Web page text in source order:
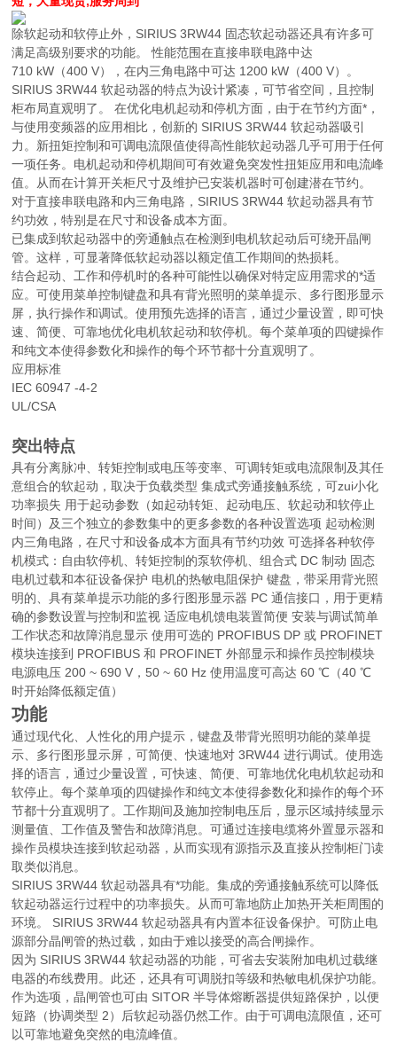
除软起动和软停止外，SIRIUS 3RW44 固态软起动器还具有许多可
满足高级别要求的功能。 性能范围在直接串联电路中达
710 kW（400 V），在内三角电路中可达 1200 kW（400 V）。
SIRIUS 3RW44 软起动器的特点为设计紧凑，可节省空间，且控制
柜布局直观明了。 在优化电机起动和停机方面，由于在节约方面*，
与使用变频器的应用相比，创新的 SIRIUS 3RW44 软起动器吸引
力。新扭矩控制和可调电流限值使得高性能软起动器几乎可用于任何
一项任务。电机起动和停机期间可有效避免突发性扭矩应用和电流峰
值。从而在计算开关柜尺寸及维护已安装机器时可创建潜在节约。
对于直接串联电路和内三角电路，SIRIUS 3RW44 软起动器具有节
约功效，特别是在尺寸和设备成本方面。
已集成到软起动器中的旁通触点在检测到电机软起动后可绕开晶闸
管。这样，可显著降低软起动器以额定值工作期间的热损耗。
结合起动、工作和停机时的各种可能性以确保对特定应用需求的*适
应。可使用菜单控制键盘和具有背光照明的菜单提示、多行图形显示
屏，执行操作和调试。使用预先选择的语言，通过少量设置，即可快
速、简便、可靠地优化电机软起动和软停机。每个菜单项的四键操作
和纯文本使得参数化和操作的每个环节都十分直观明了。
应用标准
IEC 60947 -4-2
UL/CSA
突出特点
具有分离脉冲、转矩控制或电压等变率、可调转矩或电流限制及其任
意组合的软起动，取决于负载类型 集成式旁通接触系统，可zui小化
功率损失 用于起动参数（如起动转矩、起动电压、软起动和软停止
时间）及三个独立的参数集中的更多参数的各种设置选项 起动检测
内三角电路，在尺寸和设备成本方面具有节约功效 可选择各种软停
机模式：自由软停机、转矩控制的泵软停机、组合式 DC 制动 固态
电机过载和本征设备保护 电机的热敏电阻保护 键盘，带采用背光照
明的、具有菜单提示功能的多行图形显示器 PC 通信接口，用于更精
确的参数设置与控制和监视 适应电机馈电装置简便 安装与调试简单
工作状态和故障消息显示 使用可选的 PROFIBUS DP 或 PROFINET
模块连接到 PROFIBUS 和 PROFINET 外部显示和操作员控制模块
电源电压 200 ~ 690 V，50 ~ 60 Hz 使用温度可高达 60 ℃（40 ℃
时开始降低额定值）
功能
通过现代化、人性化的用户提示，键盘及带背光照明功能的菜单提
示、多行图形显示屏，可简便、快速地对 3RW44 进行调试。使用选
择的语言，通过少量设置，可快速、简便、可靠地优化电机软起动和
软停止。每个菜单项的四键操作和纯文本使得参数化和操作的每个环
节都十分直观明了。工作期间及施加控制电压后，显示区域持续显示
测量值、工作值及警告和故障消息。可通过连接电缆将外置显示器和
操作员模块连接到软起动器，从而实现有源指示及直接从控制柜门读
取类似消息。
SIRIUS 3RW44 软起动器具有*功能。集成的旁通接触系统可以降低
软起动器运行过程中的功率损失。从而可靠地防止加热开关柜周围的
环境。 SIRIUS 3RW44 软起动器具有内置本征设备保护。可防止电
源部分晶闸管的热过载，如由于难以接受的高合闸操作。
因为 SIRIUS 3RW44 软起动器的功能，可省去安装附加电机过载继
电器的布线费用。此还，还具有可调脱扣等级和热敏电机保护功能。
作为选项，晶闸管也可由 SITOR 半导体熔断器提供短路保护，以便
短路（协调类型 2）后软起动器仍然工作。由于可调电流限值，还可
以可靠地避免突然的电流峰值。